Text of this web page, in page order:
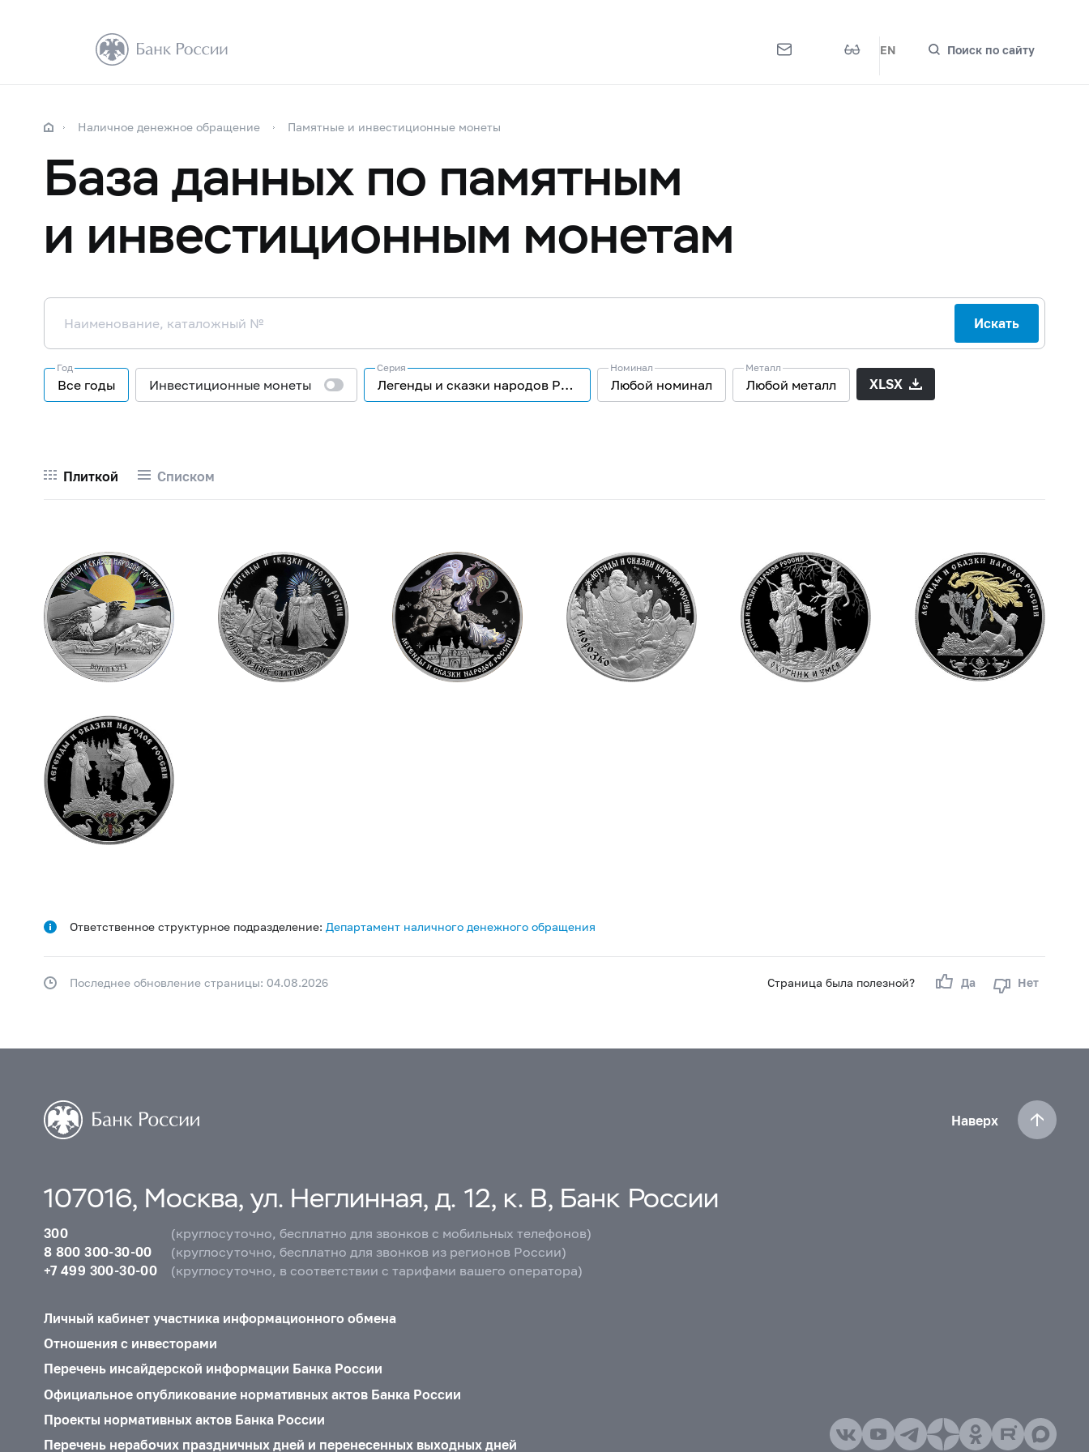
EN Поиск по сайту
Наличное денежное обращение Памятные и инвестиционные монеты
База данных по памятным
и инвестиционным монетам
Искать
Год
Все годы Инвестиционные монеты
Серия
Легенды и сказки народов России
Номинал
Любой номинал
Металл
Любой металл XLSX
Плиткой Списком
Ответственное структурное подразделение: Департамент наличного денежного обращения
Страница была полезной? Да Нет
Последнее обновление страницы: 04.08.2026
Наверх
107016, Москва, ул. Неглинная, д. 12, к. В, Банк России
300
(круглосуточно, бесплатно для звонков с мобильных телефонов)
8 800 300-30-00
(круглосуточно, бесплатно для звонков из регионов России)
+7 499 300-30-00
(круглосуточно, в соответствии с тарифами вашего оператора)
Личный кабинет участника информационного обмена
Отношения с инвесторами
Перечень инсайдерской информации Банка России
Официальное опубликование нормативных актов Банка России
Проекты нормативных актов Банка России
Перечень нерабочих праздничных дней и перенесенных выходных дней